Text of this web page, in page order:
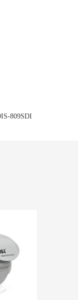
809SDI